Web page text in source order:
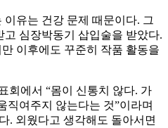
유는 건강 문제 때문이다. 그
고 심장박동기 삽입술을 받았다.
이후에도 꾸준히 작품 활동을
회에서 “몸이 신통치 않다. 가
직여주지 않는다는 것”이라며
. 외웠다고 생각해도 돌아서면